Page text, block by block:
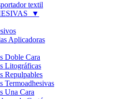
textil
▼
Aplicadoras
Doble Cara
Litográficas
Repulpables
Termoadhesivas
Una Cara